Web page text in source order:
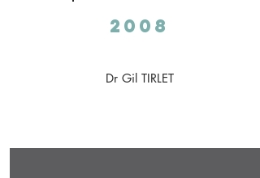
2008
Dr Gil TIRLET